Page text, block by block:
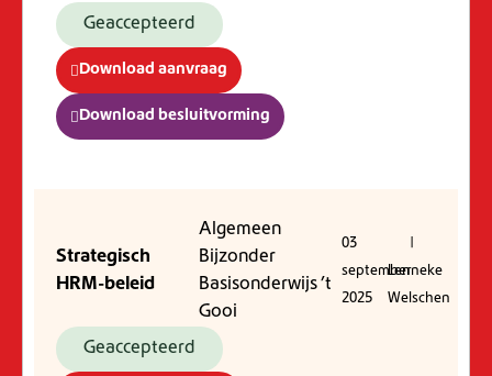
Geaccepteerd
Download aanvraag
Download besluitvorming
Strategisch
HRM-beleid
Algemeen
Bijzonder
Basisonderwijs ’t
Gooi
03
september
2025
Lenneke
Welschen
Geaccepteerd